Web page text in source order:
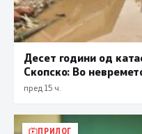
Десет години од
Скопско: Во
пред 15 ч.
ПРИЛОГ